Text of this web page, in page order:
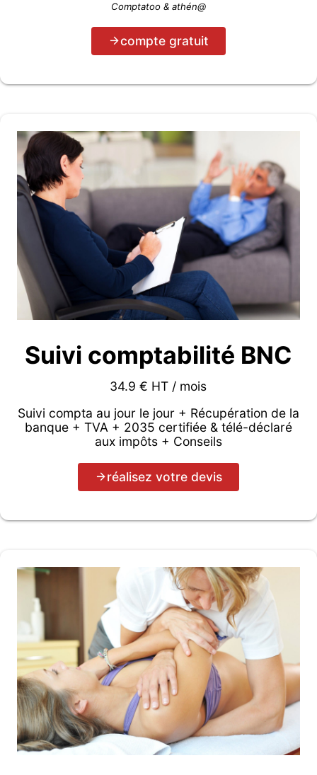
Comptatoo & athén@
compte gratuit
Suivi comptabilité BNC
34.9 € HT / mois
Suivi compta au jour le jour + Récupération de la
banque + TVA + 2035 certifiée & télé-déclaré
aux impôts + Conseils
réalisez votre devis